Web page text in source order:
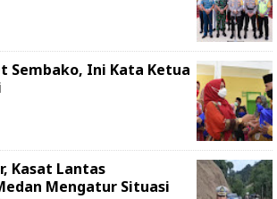
Sembako, Ini Kata Ketua
Kasat Lantas
Mengatur Situasi